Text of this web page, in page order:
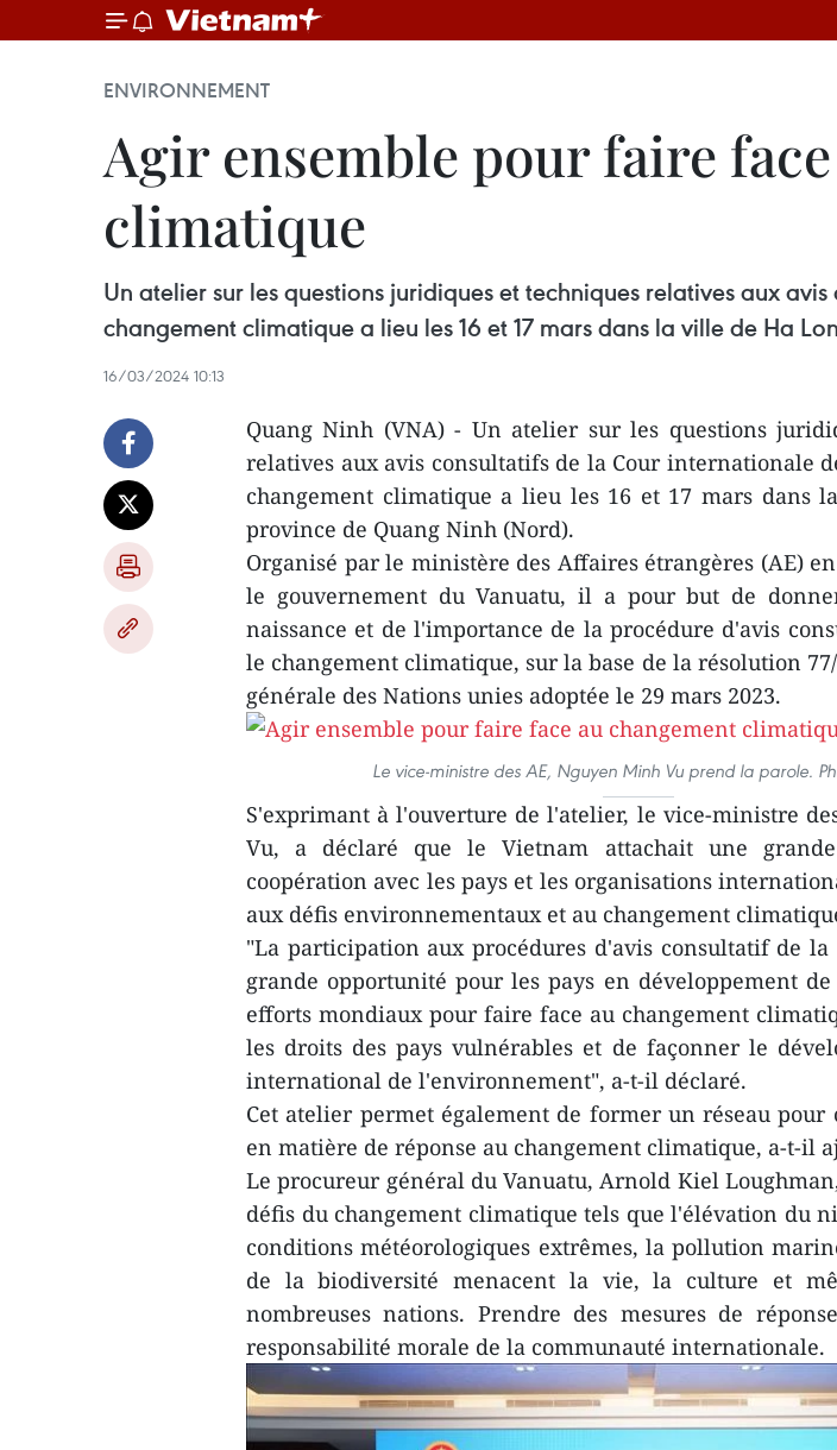
ENVIRONNEMENT
Agir ensemble pour faire
climatique
Un atelier sur les questions juridiques et techniques relatives aux
changement climatique a lieu les 16 et 17 mars dans la ville de Ha
16/03/2024 10:13
Quang Ninh (VNA) - Un atelier sur les questions
relatives aux avis consultatifs de la Cour internationale
changement climatique a lieu les 16 et 17 mars dans
province de Quang Ninh (Nord).
Organisé par le ministère des Affaires étrangères (AE)
le gouvernement du Vanuatu, il a pour but de
naissance et de l'importance de la procédure d'avis
le changement climatique, sur la base de la résolution
générale des Nations unies adoptée le 29 mars 2023.
Le vice-ministre des AE, Nguyen Minh Vu prend la parole.
S'exprimant à l'ouverture de l'atelier, le vice-ministre
Vu, a déclaré que le Vietnam attachait une
coopération avec les pays et les organisations
aux défis environnementaux et au changement
"La participation aux procédures d'avis consultatif de la
grande opportunité pour les pays en développement de
efforts mondiaux pour faire face au changement
les droits des pays vulnérables et de façonner le
international de l'environnement", a-t-il déclaré.
Cet atelier permet également de former un réseau pour
en matière de réponse au changement climatique, a-t-il
Le procureur général du Vanuatu, Arnold Kiel
défis du changement climatique tels que l'élévation du
conditions météorologiques extrêmes, la pollution
de la biodiversité menacent la vie, la culture et
nombreuses nations. Prendre des mesures de
responsabilité morale de la communauté internationale.